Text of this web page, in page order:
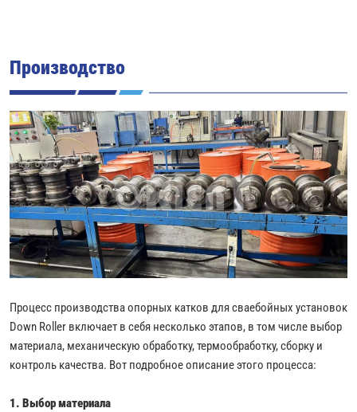
Производство
Процесс производства опорных катков для сваебойных установок
Down Roller включает в себя несколько этапов, в том числе выбор
материала, механическую обработку, термообработку, сборку и
контроль качества. Вот подробное описание этого процесса:
1. Выбор материала